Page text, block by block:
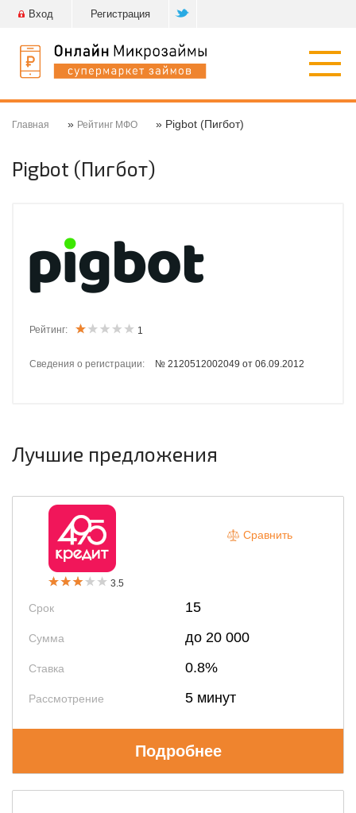
Вход Регистрация
Главная » Рейтинг МФО » Pigbot (Пигбот)
Pigbot (Пигбот)
Рейтинг: 1
Сведения о регистрации: № 2120512002049 от 06.09.2012
Лучшие предложения
3.5
Срок 15
Сумма до 20 000
Ставка 0.8%
Рассмотрение 5 минут
Сравнить
Подробнее